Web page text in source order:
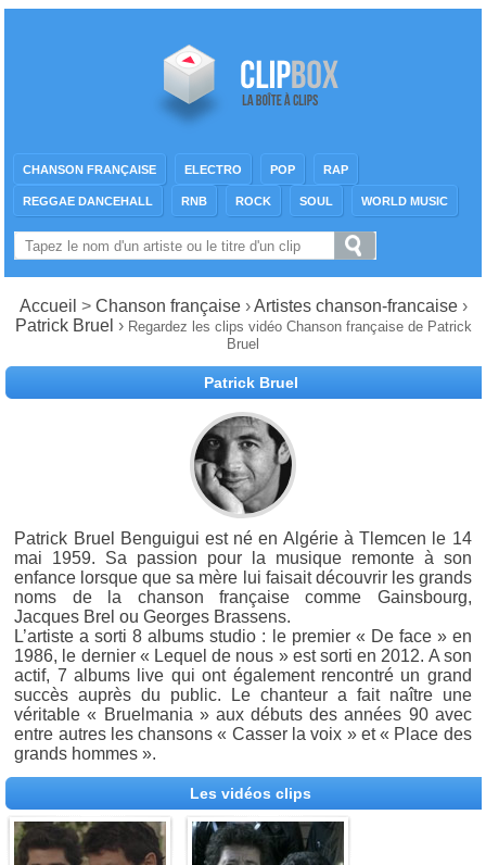
CHANSON FRANÇAISE ELECTRO POP RAP
REGGAE DANCEHALL RNB ROCK SOUL WORLD MUSIC
Accueil > Chanson française› Artistes chanson-francaise›
Patrick Bruel › Regardez les clips vidéo Chanson française de Patrick
Bruel
Patrick Bruel
Patrick Bruel Benguigui est né en Algérie à Tlemcen le 14
mai 1959. Sa passion pour la musique remonte à son
enfance lorsque que sa mère lui faisait découvrir les grands
noms de la chanson française comme Gainsbourg,
Jacques Brel ou Georges Brassens.
L’artiste a sorti 8 albums studio : le premier « De face » en
1986, le dernier « Lequel de nous » est sorti en 2012. A son
actif, 7 albums live qui ont également rencontré un grand
succès auprès du public. Le chanteur a fait naître une
véritable « Bruelmania » aux débuts des années 90 avec
entre autres les chansons « Casser la voix » et « Place des
grands hommes ».
Les vidéos clips